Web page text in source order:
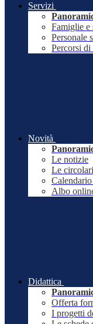
Servizi
Famiglie e
Personale
Percorsi di
Novità
Le notizie
Le circolari
Albo
Didattica
Offerta
I progetti